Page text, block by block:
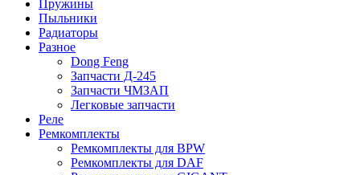
Пружины
Пыльники
Радиаторы
Разное
Dong Feng
Запчасти Д-245
Запчасти ЧМЗАП
Легковые запчасти
Реле
Ремкомплекты
Ремкомплекты для BPW
Ремкомплекты для DAF